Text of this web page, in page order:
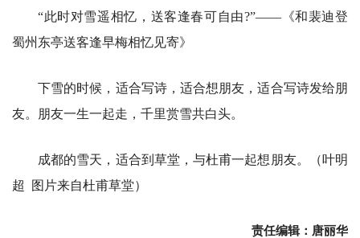
“此时对雪遥相忆，送客逢春可自由?”——《和裴迪登
蜀州东亭送客逢早梅相忆见寄》
下雪的时候，适合写诗，适合想朋友，适合写诗发给朋
友。朋友一生一起走，千里赏雪共白头。
成都的雪天，适合到草堂，与杜甫一起想朋友。（叶明
超 图片来自杜甫草堂）
责任编辑：唐丽华